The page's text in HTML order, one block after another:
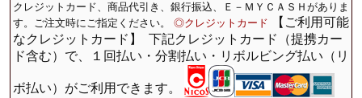
クレジットカード、商品代引き、銀行振込、Ｅ－ＭＹＣＡＳＨがありま
す。ご注文時にご指定ください。 ◎クレジットカード
【ご利用可能
なクレジットカード】
下記クレジットカード（提携カー
ド含む）で、１回払い・分割払い・リボルビング払い（リ
ボ払い）がご利用できます。